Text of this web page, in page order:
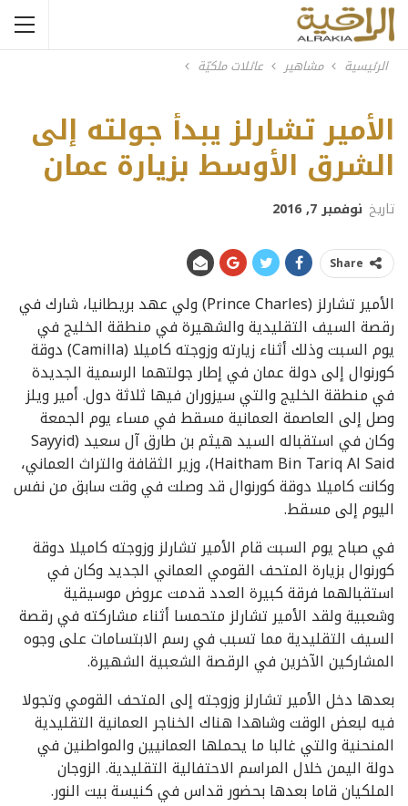
الرئيسية مشاهير عائلات ملكيّة
الأمير تشارلز يبدأ جولته إلى
الشرق الأوسط بزيارة عمان
تاريخ نوفمبر 7, 2016
Share
الأمير تشارلز (Prince Charles) ولي عهد بريطانيا، شارك في
رقصة السيف التقليدية والشهيرة في منطقة الخليج في
يوم السبت وذلك أثناء زيارته وزوجته كاميلا (Camilla) دوقة
كورنوال إلى دولة عمان في إطار جولتهما الرسمية الجديدة
في منطقة الخليج والتي سيزوران فيها ثلاثة دول. أمير ويلز
وصل إلى العاصمة العمانية مسقط في مساء يوم الجمعة
وكان في استقباله السيد هيثم بن طارق آل سعيد (Sayyid
Haitham Bin Tariq Al Said)، وزير الثقافة والتراث العماني،
وكانت كاميلا دوقة كورنوال قد وصلت في وقت سابق من نفس
اليوم إلى مسقط.
في صباح يوم السبت قام الأمير تشارلز وزوجته كاميلا دوقة
كورنوال بزيارة المتحف القومي العماني الجديد وكان في
استقبالهما فرقة كبيرة العدد قدمت عروض موسيقية
وشعبية ولقد الأمير تشارلز متحمسا أثناء مشاركته في رقصة
السيف التقليدية مما تسبب في رسم الابتسامات على وجوه
المشاركين الآخرين في الرقصة الشعبية الشهيرة.
بعدها دخل الأمير تشارلز وزوجته إلى المتحف القومي وتجولا
فيه لبعض الوقت وشاهدا هناك الخناجر العمانية التقليدية
المنحنية والتي غالبا ما يحملها العمانيين والمواطنين في
دولة اليمن خلال المراسم الاحتفالية التقليدية. الزوجان
الملكيان قاما بعدها بحضور قداس في كنيسة بيت النور.